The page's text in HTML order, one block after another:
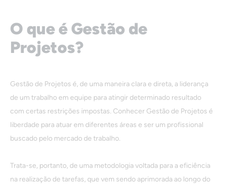
O que é Gestão de
Projetos?
Gestão de Projetos é, de uma maneira clara e direta, a liderança
de um trabalho em equipe para atingir determinado resultado
com certas restrições impostas. Conhecer Gestão de Projetos é
liberdade para atuar em diferentes áreas e ser um profissional
buscado pelo mercado de trabalho.
Trata-se, portanto, de uma metodologia voltada para a eficiência
na realização de tarefas, que vem sendo aprimorada ao longo do